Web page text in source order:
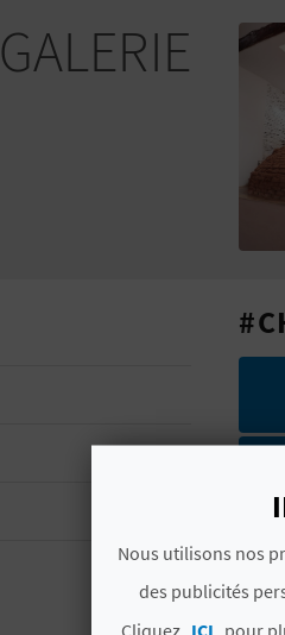
GALERIE
Nous utilisons nos
des publicités
Cliquez ICI pour